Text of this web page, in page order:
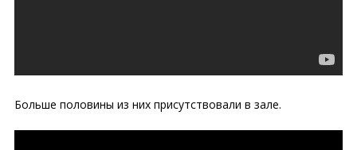
Больше половины из них присутствовали в зале.